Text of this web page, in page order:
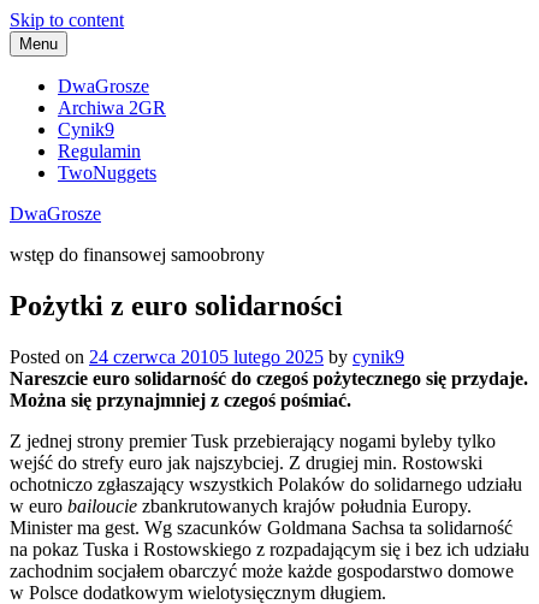
Skip to content
Menu
DwaGrosze
Archiwa 2GR
Cynik9
Regulamin
TwoNuggets
DwaGrosze
wstęp do finansowej samoobrony
Pożytki z euro solidarności
Posted on 24 czerwca 20105 lutego 2025 by cynik9
Nareszcie euro solidarność do czegoś pożytecznego się przydaje.
Można się przynajmniej z czegoś pośmiać.
Z jednej strony premier Tusk przebierający nogami byleby tylko
wejść do strefy euro jak najszybciej. Z drugiej min. Rostowski
ochotniczo zgłaszający wszystkich Polaków do solidarnego udziału
w euro bailoucie zbankrutowanych krajów południa Europy.
Minister ma gest. Wg szacunków Goldmana Sachsa ta solidarność
na pokaz Tuska i Rostowskiego z rozpadającym się i bez ich udziału
zachodnim socjałem obarczyć może każde gospodarstwo domowe
w Polsce dodatkowym wielotysięcznym długiem.